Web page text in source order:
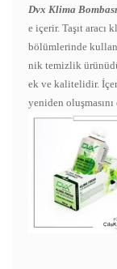
Dvx Klima
e içerir. Taşıt aracı
bölümlerinde
nik temizlik
ek ve kalitelidir.
yeniden